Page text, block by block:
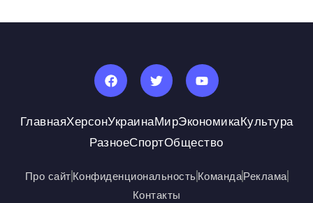
ГлавнаяХерсонУкраинаМирЭкономикаКультура
РазноеСпортОбщество
Про сайтКонфиденциональностьКомандаРеклама
Контакты